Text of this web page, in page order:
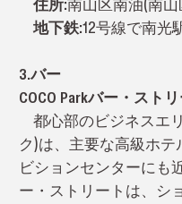
地下鉄:12号線で南光
3.バー
COCO Parkバー・スト
都心部のビジネスエ
ク)は、主要な高級ホ
ビションセンターにも
ー・ストリートは、シ